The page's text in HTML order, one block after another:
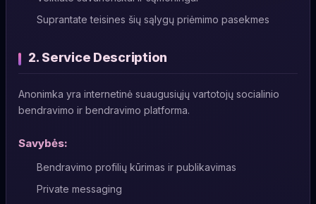
Suprantate teisines šių sąlygų priėmimo pasekmes
2. Service Description
Anonimka yra internetinė suaugusiųjų vartotojų socialinio
bendravimo ir bendravimo platforma.
Savybės:
Bendravimo profilių kūrimas ir publikavimas
Private messaging